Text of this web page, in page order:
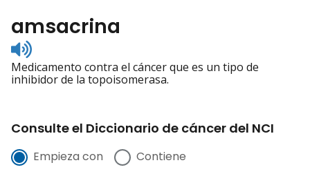
amsacrina
Listen
to
pronunciation
Medicamento contra el cáncer que es un tipo de
inhibidor de la topoisomerasa.
Consulte el Diccionario de cáncer del NCI
Empieza con Contiene